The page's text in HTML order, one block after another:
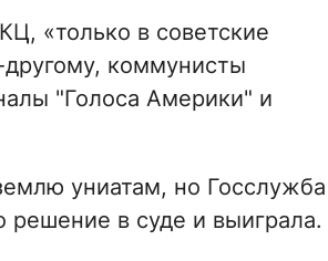
«только в советские
коммунисты
"Голоса Америки" и
униатам, но Госслужба
решение в суде и выиграла.